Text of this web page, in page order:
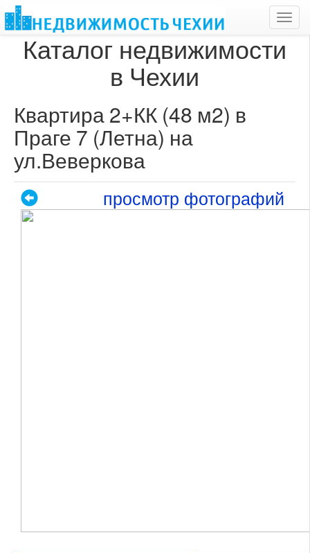
Каталог недвижимости
в Чехии
Квартира 2+КК (48 м2) в
Праге 7 (Летна) на
ул.Веверкова
просмотр фотографий